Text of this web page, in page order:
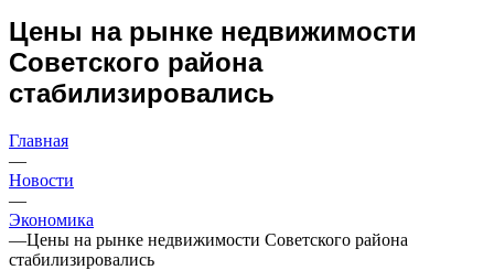
Цены на рынке недвижимости
Советского района
стабилизировались
Главная
—
Новости
—
Экономика
—Цены на рынке недвижимости Советского района
стабилизировались